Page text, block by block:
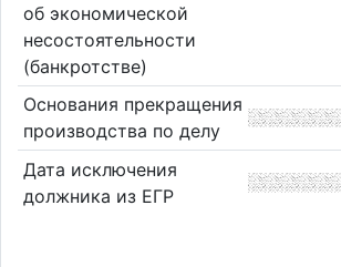
об экономической
несостоятельности
(банкротстве)
Основания прекращения
производства по делу
Дата исключения
должника из ЕГР